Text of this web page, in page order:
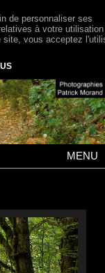
MENU
de personnaliser ses
à votre
vous acceptez